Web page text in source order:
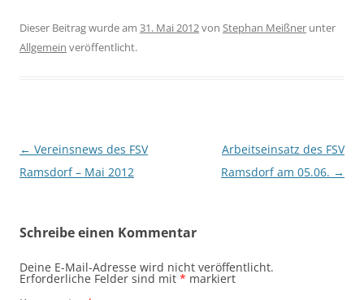
Dieser Beitrag wurde am 31. Mai 2012von Stephan Meißner unter
Allgemein veröffentlicht.
Beitragsnavigation
← Vereinsnews des FSV
Ramsdorf – Mai 2012
Arbeitseinsatz des FSV
Ramsdorf am 05.06. →
Schreibe einen Kommentar
Deine E-Mail-Adresse wird nicht veröffentlicht.
Erforderliche Felder sind mit * markiert